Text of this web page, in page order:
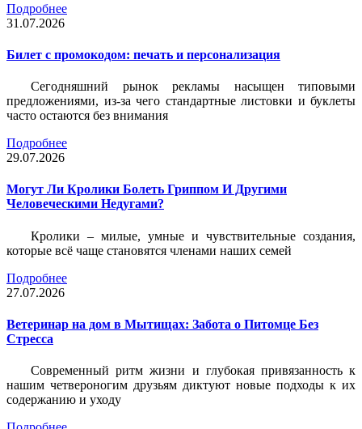
Подробнее
31.07.2026
Билет c промокодом: печать и персонализация
Сегодняшний рынок рекламы насыщен типовыми
предложениями, из-за чего стандартные листовки и буклеты
часто остаются без внимания
Подробнее
29.07.2026
Могут Ли Кролики Болеть Гриппом И Другими
Человеческими Недугами?
Кролики – милые, умные и чувствительные создания,
которые всё чаще становятся членами наших семей
Подробнее
27.07.2026
Ветеринар на дом в Мытищах: Забота о Питомце Без
Стресса
Современный ритм жизни и глубокая привязанность к
нашим четвероногим друзьям диктуют новые подходы к их
содержанию и уходу